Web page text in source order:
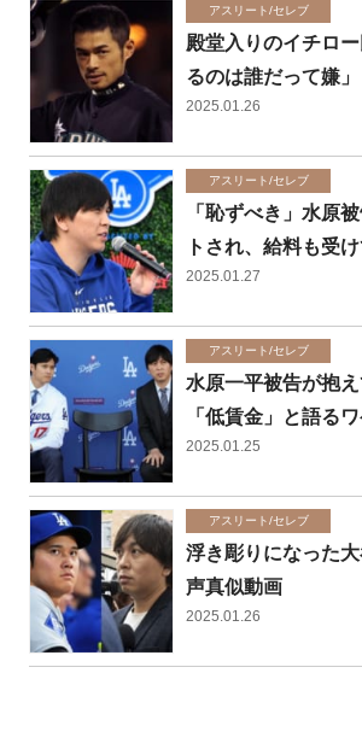
アスリート/セレブ
殿堂入りのイチロ
るのは誰だって嫌」
2025.01.26
アスリート/セレブ
「恥ずべき」水原
トされ、給料も受け
2025.01.27
アスリート/セレブ
水原一平被告が抱
「低賃金」と語る
2025.01.25
アスリート/セレブ
浮き彫りになった
声真似動画
2025.01.26